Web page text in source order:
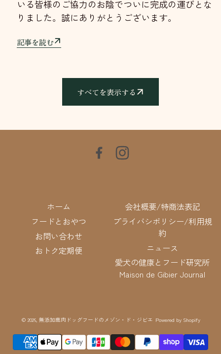
いる皆様のご協力のお陰でついに完成の運びとな
りました。誠にありがとうございます。
記事を読む
すべてを表示する
FacebookInstagram
ホーム
フードとおやつ
お問い合わせ
おトク定期便
会社概要/特商法表記
プライバシポリシー/利用規
約
ニュース
愛犬の健康とフード研究所
Maison de Gibier Journal
© 2026, 無添加鹿肉ドッグフードのメゾン・ド・ジビエ Powered by Shopify
決
済